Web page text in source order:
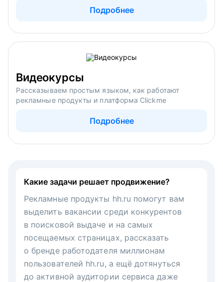
Подробнее
Видеокурсы
Рассказываем простым языком, как работают
рекламные продукты и платформа Clickme
Подробнее
Какие задачи решает продвижение?
Рекламные продукты hh.ru помогут вам
выделить вакансии среди конкурентов
в поисковой выдаче и на самых
посещаемых страницах, рассказать
о бренде работодателя миллионам
пользователей hh.ru, а ещё дотянуться
до активной аудитории сервиса даже